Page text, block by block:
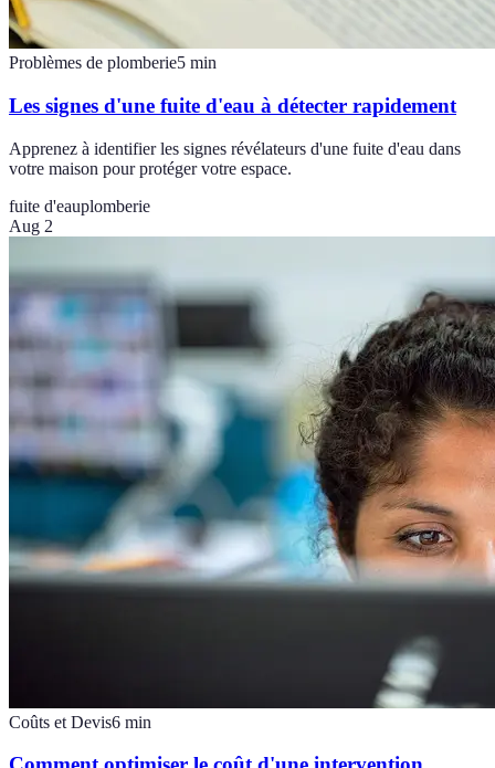
Problèmes de plomberie5 min
Les signes d'une fuite d'eau à détecter rapidement
Apprenez à identifier les signes révélateurs d'une fuite d'eau dans
votre maison pour protéger votre espace.
fuite d'eauplomberie
Aug 2
Coûts et Devis6 min